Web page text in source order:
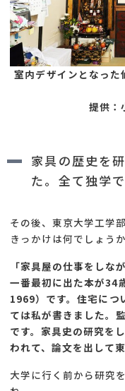
室内デザインとなっ
提供：
家具の歴史を
た。全て独学で
その後、東京大学工学
きっかけは何でしょうか
「家具屋の仕事をしな
一番最初に出た本が34
1969）です。住宅につ
ては私が書きました。
です。家具史の研究を
われて、論文を出して
大学に行く前から研究